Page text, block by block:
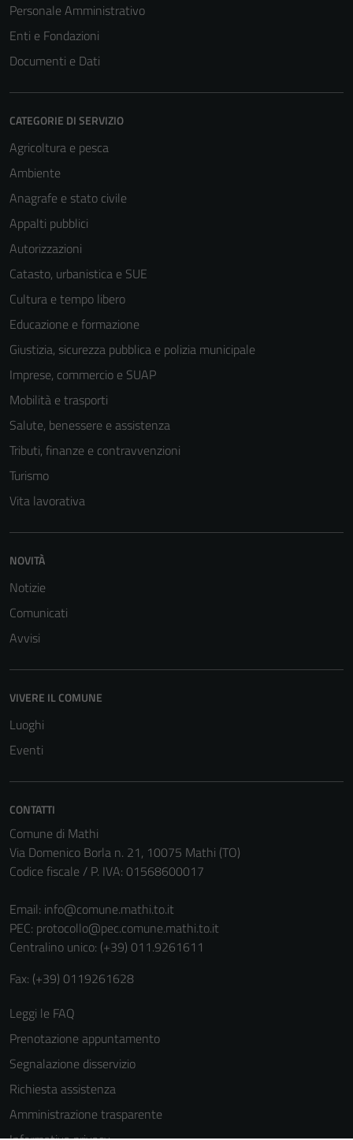
Personale Amministrativo
Enti e Fondazioni
Documenti e Dati
CATEGORIE DI SERVIZIO
Agricoltura e pesca
Ambiente
Anagrafe e stato civile
Appalti pubblici
Autorizzazioni
Catasto, urbanistica e SUE
Cultura e tempo libero
Educazione e formazione
Giustizia, sicurezza pubblica e polizia municipale
Imprese, commercio e SUAP
Mobilità e trasporti
Salute, benessere e assistenza
Tributi, finanze e contravvenzioni
Turismo
Vita lavorativa
NOVITÀ
Notizie
Comunicati
Avvisi
VIVERE IL COMUNE
Luoghi
Eventi
CONTATTI
Comune di Mathi
Via Domenico Borla n. 21, 10075 Mathi (TO)
Codice fiscale / P. IVA: 01568600017
Email: info@comune.mathi.to.it
PEC: protocollo@pec.comune.mathi.to.it
Centralino unico: (+39) 011.9261611
Fax: (+39) 0119261628
Leggi le FAQ
Prenotazione appuntamento
Segnalazione disservizio
Richiesta assistenza
Amministrazione trasparente
possono